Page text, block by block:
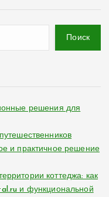
Поиск
решения для
и практичное решение
коттеджа: как
и функциональной